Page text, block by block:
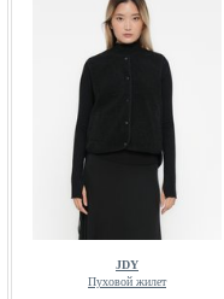
JDY
Пуховой жилет